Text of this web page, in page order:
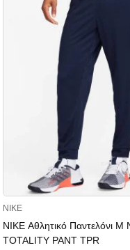
NIKE
NIKE Αθλητικό Παντελόνι M
TOTALITY PANT TPR